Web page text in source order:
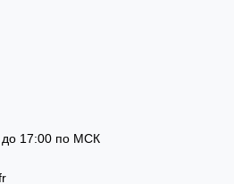
до 17:00 по МСК